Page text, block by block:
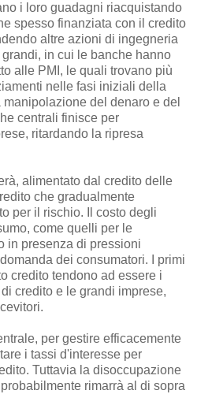
i loro guadagni riacquistando
spesso finanziata con il credito
altre azioni di ingegneria
in cui le banche hanno
alle PMI, le quali trovano più
nelle fasi iniziali della
del denaro e del
centrali finisce per
ritardando la ripresa
alimentato dal credito delle
che gradualmente
per il rischio. Il costo degli
come quelli per le
in presenza di pressioni
dei consumatori. I primi
credito tendono ad essere i
credito e le grandi imprese,
per gestire efficacemente
i tassi d'interesse per
Tuttavia la disoccupazione
rimarrà al di sopra